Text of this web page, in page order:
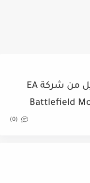
تحميل لعبة باتل فيلد موبايل من شركة EA
(0)